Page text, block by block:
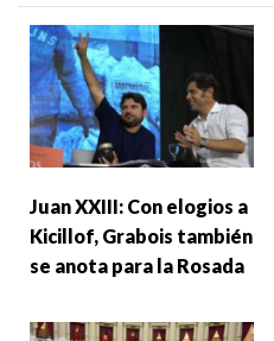
Juan XXIII: Con elogios a
Kicillof, Grabois también
se anota para la Rosada